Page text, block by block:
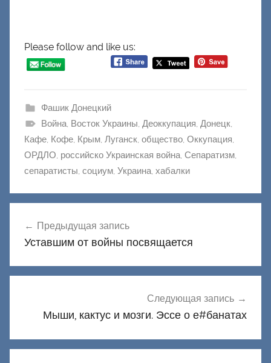
Please follow and like us:
Фашик Донецкий
Война, Восток Украины, Деоккупация, Донецк,
Кафе, Кофе, Крым, Луганск, общество, Оккупация,
ОРДЛО, российско Украинская война, Сепаратизм,
сепаратисты, социум, Украина, хабалки
по
Предыдущая запись
Уставшим от войны посвящается
Следующая запись
Мыши, кактус и мозги. Эссе о е#банатах